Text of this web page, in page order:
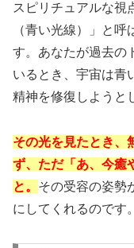
スピリチュアルな視
（青い光線）」と
す。あなたが過去の
いるとき、宇宙は青
精神を修復しようと
その光を見たとき、
ず、ただ「あ、今癒
と。 その受容の姿勢
にしてくれるのです。